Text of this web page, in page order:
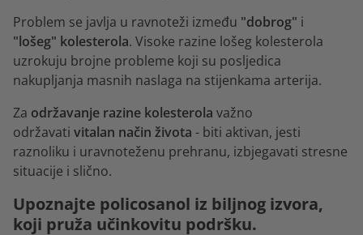
Problem se javlja u ravnoteži između "dobrog" i
"lošeg" kolesterola. Visoke razine lošeg kolesterola
uzrokuju brojne probleme koji su posljedica
nakupljanja masnih naslaga na stijenkama arterija.
Za održavanje razine kolesterola važno
održavati vitalan način života - biti aktivan, jesti
raznoliku i uravnoteženu prehranu, izbjegavati stresne
situacije i slično.
Upoznajte policosanol iz biljnog izvora,
koji pruža učinkovitu podršku.